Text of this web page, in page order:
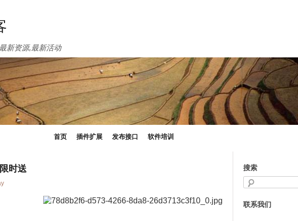
新资源,最新活动
首页 插件扩展 发布接口 软件培训
时送 搜索
联系我们